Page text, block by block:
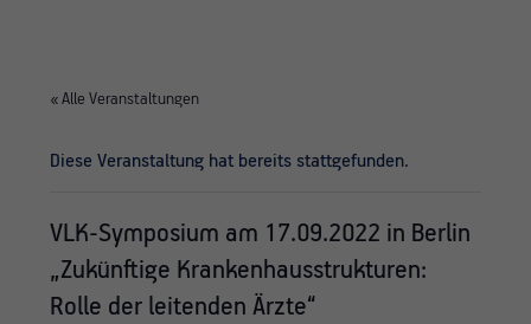
« Alle Veranstaltungen
Diese Veranstaltung hat bereits stattgefunden.
VLK-Symposium am 17.09.2022 in Berlin
„Zukünftige Krankenhausstrukturen:
Rolle der leitenden Ärzte“